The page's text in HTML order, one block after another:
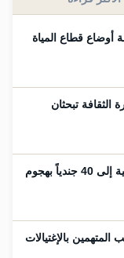
أوضاع قطاع المياة
الثقافة تبحثان
ارتفاع قتلى قوات الطوارئ الحكومية إلى 40 جندياً بهجوم
المتهمين بالإغتيالات